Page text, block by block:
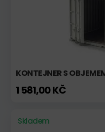
KONTEJNER S
1 581,00 KČ
Skladem